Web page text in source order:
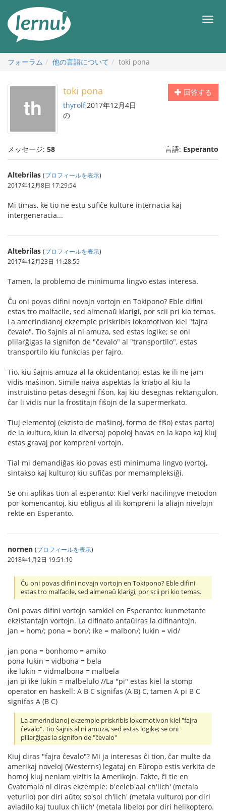
メ
フォーラム
他の言語について toki pona
回答する
toki pona
thyrolf,2017年12月4日
の
メッセージ: 58 言語: Esperanto
Altebrilas (プロフィールを表示)
2017年12月8日 17:29:54
Mi timas, ke tio ne estu sufiĉe kulture internacia kaj
intergeneracia...
Altebrilas (プロフィールを表示)
2017年12月23日 11:28:55
Tamen, la problemo de minimuma lingvo estas interesa.
Ĉu oni povas difini novajn vortojn en Tokipono? Eble difini
estas tro malfacile, sed almenaŭ klarigi, por scii pri kio temas.
La amerindianoj ekzemple priskribis lokomotivon kiel "fajra
ĉevalo". Tio ŝajnis al ni amuza, sed estas logike; se oni
plilarĝigas la signifon de "ĉevalo" al "transportilo", estas
transportilo kiu funkcias per fajro.
Tio, kiu ŝajnis amuza al la okcidentanoj, estas ke ili ne jam
vidis maŝinon. Simile naiva aspektas la knabo al kiu la
instruistino petas desegni fiŝon, kaj kiu desegnas rektangulon,
ĉar li vidis nur la frostitajn fiŝojn de la supermerkato.
Tiuj elementoj (ekzisto de maŝinoj, formo de fiŝo) estas partoj
de la kulturo, kiun la diversaj popoloj havas en la kapo kaj kiuj
estas gravaj por kompreni vortojn.
Tial mi demandiĝas kio povas esti minimuma lingvo (vortoj,
sintakso kaj kulturo) kiu sufiĉas por memampleksiĝi.
Se oni aplikas tion al esperanto: Kiel verki nacilingve metodon
por komencantoj, kiu ebligus al ili kompreni la aliajn nivelojn
rekte en Esperanto.
nornen (プロフィールを表示)
2018年1月2日 19:51:10
Ĉu oni povas difini novajn vortojn en Tokipono? Eble difini
estas tro malfacile, sed almenaŭ klarigi, por scii pri kio temas.
Oni povas difini vortojn samkiel en Esperanto: kunmetante
ekzistantajn vortojn. La difinato antaŭiras la difinantojn.
jan = hom/; pona = bon/; ike = malbon/; lukin = vid/
jan pona = bonhomo = amiko
pona lukin = vidbona = bela
ike lukin = vidmalbona = malbela
jan pi ike lukin = malbelulo //La "pi" estas kiel la stomp
operator en haskell: A B C signifas (A B) C, tamen A pi B C
signifas A (B C)
La amerindianoj ekzemple priskribis lokomotivon kiel "fajra
ĉevalo". Tio ŝajnis al ni amuza, sed estas logike; se oni
plilarĝigas la signifon de "ĉevalo"
Kiuj diras "fajra ĉevalo"? Mi ja interesas ĉi tion, ĉar multe da
amerikaj noveloj (Westerns) legataj en Eŭropo estis verkita de
homoj kiuj neniam vizitis la Amerikojn. Fakte, ĉi tie en
Gvatemalo ni diras ekzemple: b'eeleb'aal ch'iich' (metala
veturilo) por diri aŭto; so'sol ch'iich' (metala vulturo) por diri
aviadilo kaj tuulux ch'iich' (metala libelo) por diri helikoptero.